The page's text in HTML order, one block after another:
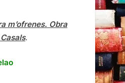
m’ofrenes. Obra
.